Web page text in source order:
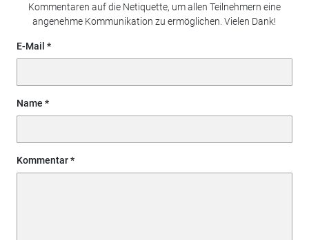
Kommentaren auf die Netiquette, um allen Teilnehmern eine
angenehme Kommunikation zu ermöglichen. Vielen Dank!
E-Mail
Name
Kommentar